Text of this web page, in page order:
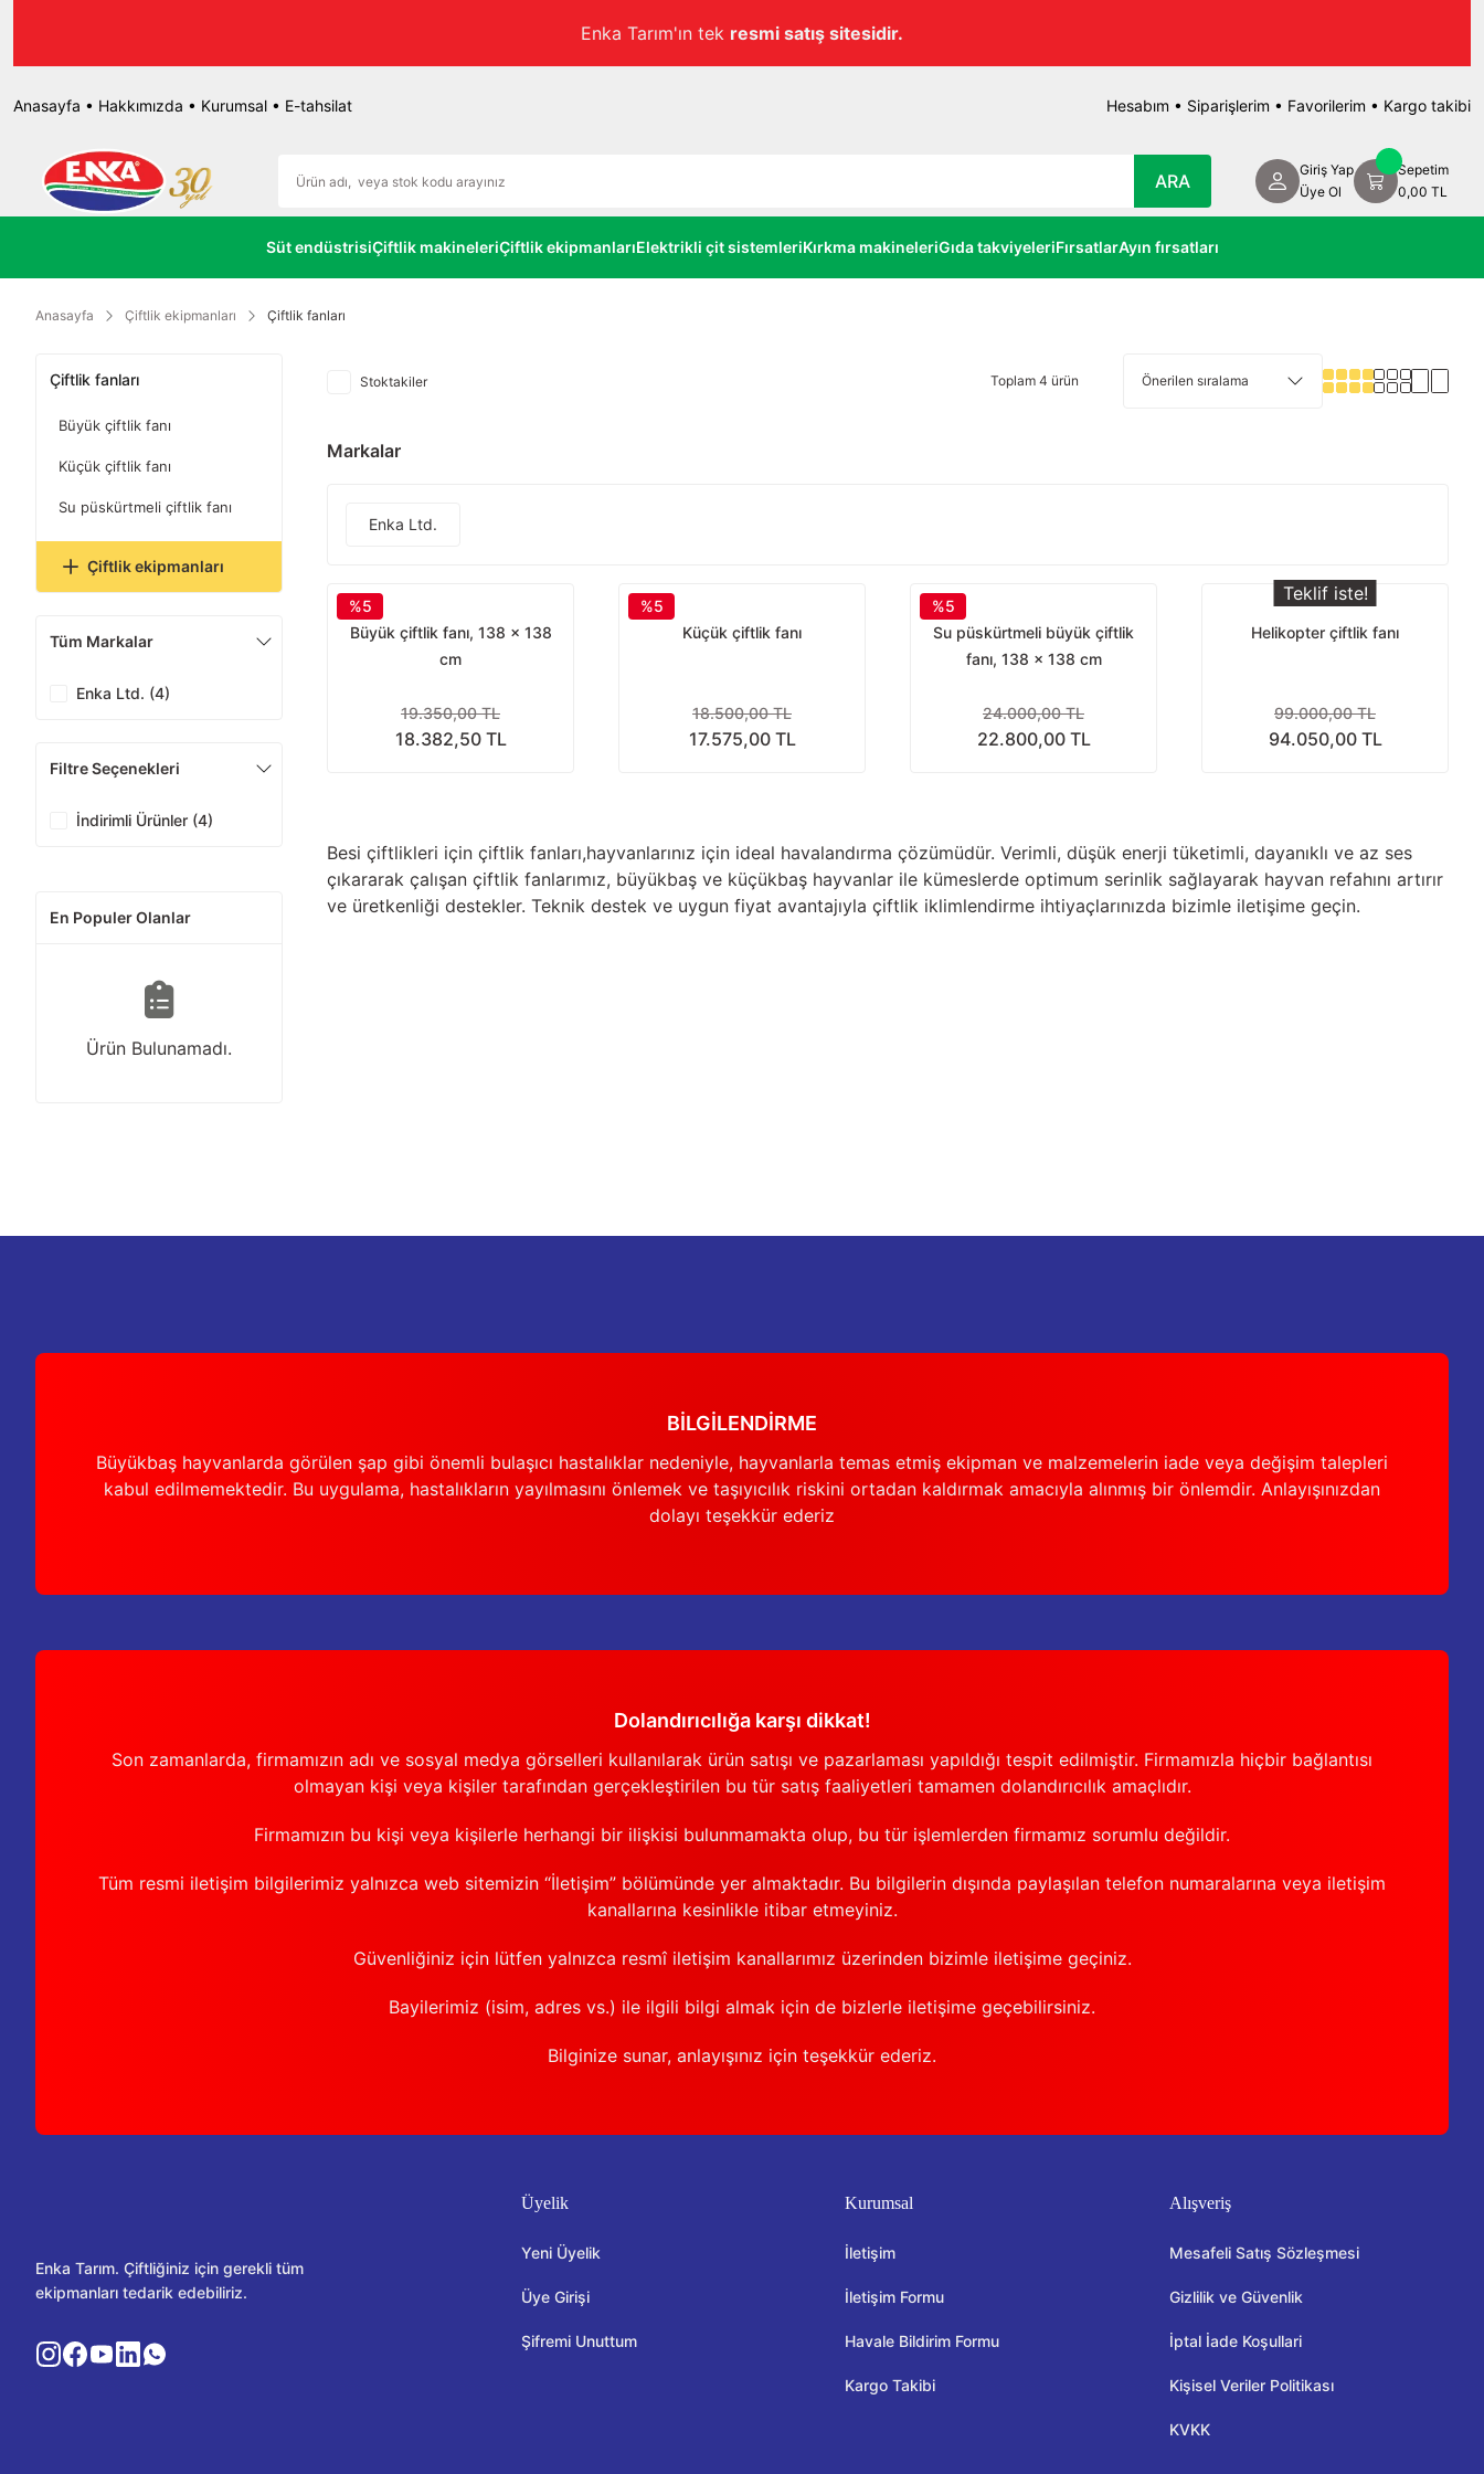
resmi satış sitesidir.
Anasayfa • Hakkımızda • Kurumsal • E-tahsilat Hesabım • Siparişlerim • Favorilerim • Kargo takibi
ARA
Giriş Yap
Üye Ol
Sepetim
0,00 TL
Süt endüstrisiÇiftlik makineleriÇiftlik ekipmanlarıElektrikli çit sistemleriKırkma makineleriGıda takviyeleriFırsatlarAyın fırsatları
Anasayfa Çiftlik ekipmanları Çiftlik fanları
Çiftlik fanları
Büyük çiftlik fanı
Küçük çiftlik fanı
Su püskürtmeli çiftlik fanı
Çiftlik ekipmanları
Tüm Markalar
Enka Ltd. (4)
Filtre Seçenekleri
İndirimli Ürünler (4)
En Populer Olanlar
Ürün Bulunamadı.
Stoktakiler Toplam 4 ürün
Markalar
Enka Ltd.
%5
Büyük çiftlik fanı, 138 x 138
cm
19.350,00 TL
18.382,50 TL
%5
Küçük çiftlik fanı
18.500,00 TL
17.575,00 TL
%5
Su püskürtmeli büyük çiftlik
fanı, 138 x 138 cm
24.000,00 TL
22.800,00 TL
Teklif iste!
Helikopter çiftlik fanı
99.000,00 TL
94.050,00 TL
Besi çiftlikleri için çiftlik fanları,hayvanlarınız için ideal havalandırma çözümüdür. Verimli, düşük enerji tüketimli, dayanıklı ve az ses
çıkararak çalışan çiftlik fanlarımız, büyükbaş ve küçükbaş hayvanlar ile kümeslerde optimum serinlik sağlayarak hayvan refahını artırır
ve üretkenliği destekler. Teknik destek ve uygun fiyat avantajıyla çiftlik iklimlendirme ihtiyaçlarınızda bizimle iletişime geçin.
BİLGİLENDİRME
Büyükbaş hayvanlarda görülen şap gibi önemli bulaşıcı hastalıklar nedeniyle, hayvanlarla temas etmiş ekipman ve malzemelerin iade veya değişim talepleri
kabul edilmemektedir. Bu uygulama, hastalıkların yayılmasını önlemek ve taşıyıcılık riskini ortadan kaldırmak amacıyla alınmış bir önlemdir. Anlayışınızdan
dolayı teşekkür ederiz
Dolandırıcılığa karşı dikkat!
Son zamanlarda, firmamızın adı ve sosyal medya görselleri kullanılarak ürün satışı ve pazarlaması yapıldığı tespit edilmiştir. Firmamızla hiçbir bağlantısı
olmayan kişi veya kişiler tarafından gerçekleştirilen bu tür satış faaliyetleri tamamen dolandırıcılık amaçlıdır.
Firmamızın bu kişi veya kişilerle herhangi bir ilişkisi bulunmamakta olup, bu tür işlemlerden firmamız sorumlu değildir.
Tüm resmi iletişim bilgilerimiz yalnızca web sitemizin “İletişim” bölümünde yer almaktadır. Bu bilgilerin dışında paylaşılan telefon numaralarına veya iletişim
kanallarına kesinlikle itibar etmeyiniz.
Güvenliğiniz için lütfen yalnızca resmî iletişim kanallarımız üzerinden bizimle iletişime geçiniz.
Bayilerimiz (isim, adres vs.) ile ilgili bilgi almak için de bizlerle iletişime geçebilirsiniz.
Bilginize sunar, anlayışınız için teşekkür ederiz.
Enka Tarım. Çiftliğiniz için gerekli tüm
ekipmanları tedarik edebiliriz.
Üyelik
Yeni Üyelik
Üye Girişi
Şifremi Unuttum
Kurumsal
İletişim
İletişim Formu
Havale Bildirim Formu
Kargo Takibi
Alışveriş
Mesafeli Satış Sözleşmesi
Gizlilik ve Güvenlik
İptal İade Koşullari
Kişisel Veriler Politikası
KVKK